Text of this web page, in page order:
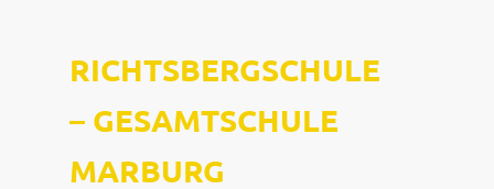
RICHTSBERGSCHULE
– GESAMTSCHULE
MARBURG